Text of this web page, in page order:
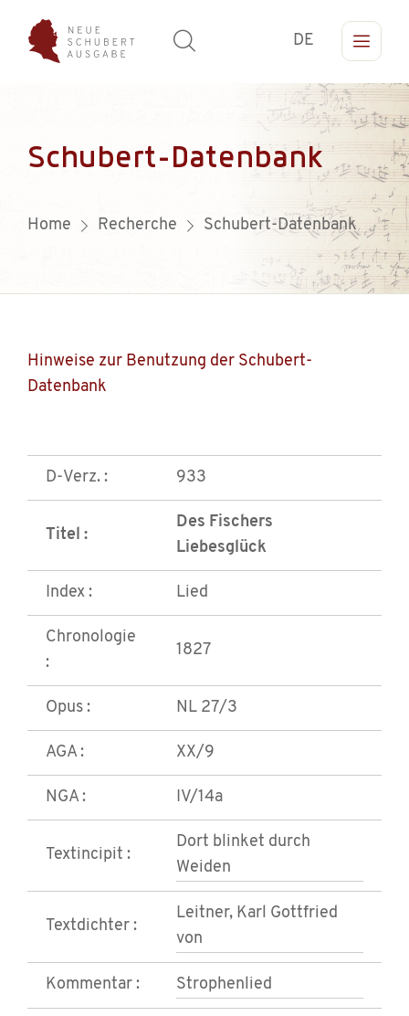
DE
Schubert-Datenbank
Home Recherche Schubert-Datenbank
Hinweise zur Benutzung der Schubert-
Datenbank
D-Verz. : 933
Titel :
Des Fischers
Liebesglück
Index : Lied
Chronologie
:
1827
Opus : NL 27/3
AGA : XX/9
NGA : IV/14a
Textincipit :
Dort blinket durch
Weiden
Textdichter :
Leitner, Karl Gottfried
von
Kommentar : Strophenlied